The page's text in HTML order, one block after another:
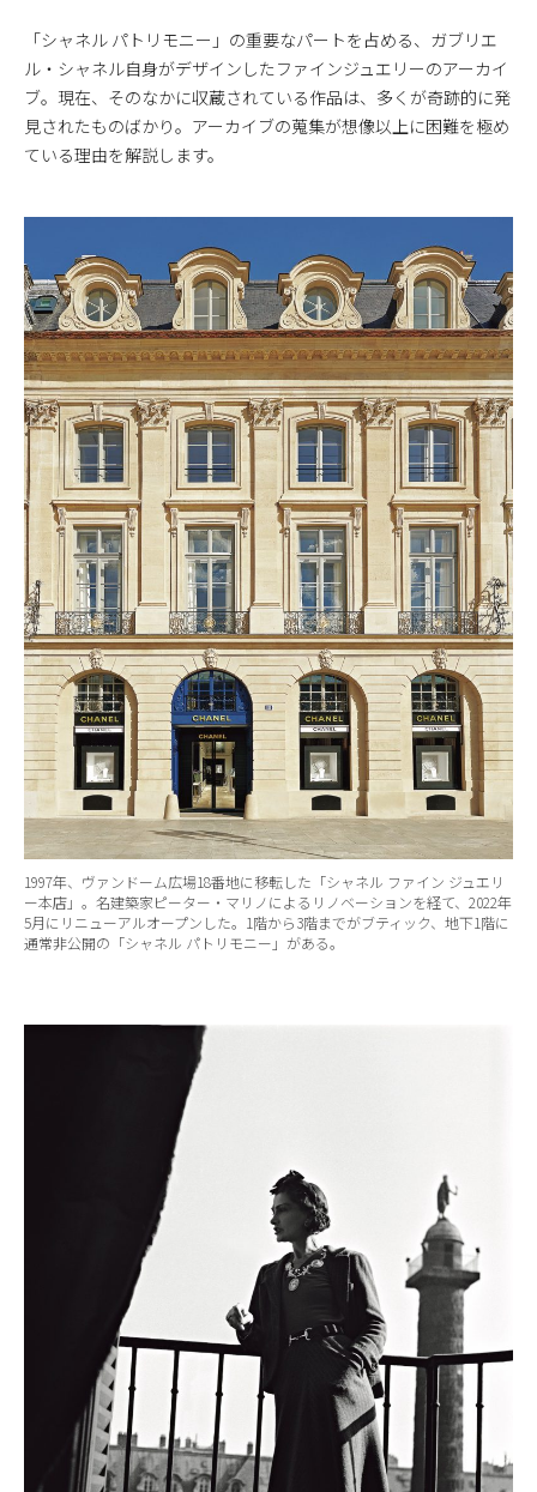
「シャネル パトリモニー」の重要なパートを占める、ガブリエ
ル・シャネル自身がデザインしたファインジュエリーのアーカイ
ブ。現在、そのなかに収蔵されている作品は、多くが奇跡的に発
見されたものばかり。アーカイブの蒐集が想像以上に困難を極め
ている理由を解説します。
1997年、ヴァンドーム広場18番地に移転した「シャネル ファイン ジュエリ
ー本店」。名建築家ピーター・マリノによるリノベーションを経て、2022年
5月にリニューアルオープンした。1階から3階までがブティック、地下1階に
通常非公開の「シャネル パトリモニー」がある。